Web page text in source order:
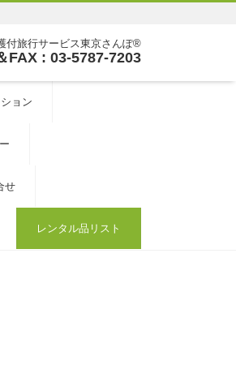
付旅行サービス東京さんぽ®
FAX : 03-5787-7203
ョン
せ
レンタル品リスト